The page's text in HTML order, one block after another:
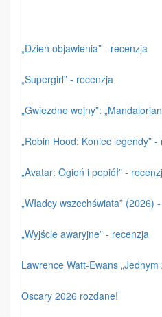
„Dzień objawienia” - recenzja
„Supergirl” - recenzja
„Gwiezdne wojny”:
„Robin Hood: Koniec legendy” -
„Avatar: Ogień i popiół” -
„Władcy wszechświata” (2026)
„Wyjście awaryjne” - recenzja
Lawrence Watt-Ewans
Oscary 2026 rozdane!